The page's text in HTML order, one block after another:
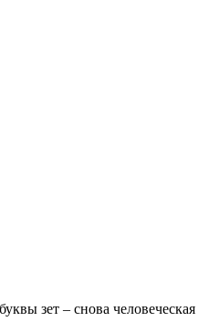
зет – снова человеческая